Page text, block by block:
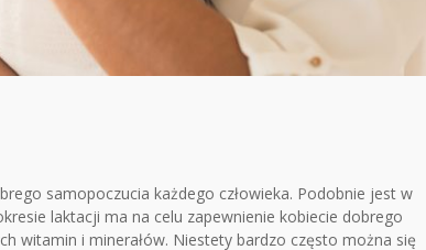
samopoczucia każdego człowieka. Podobnie jest w
laktacji ma na celu zapewnienie kobiecie dobrego
witamin i minerałów. Niestety bardzo często można się